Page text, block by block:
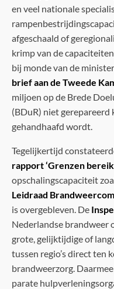
en veel nationale
afgeschaald of
krimp van de
bij monde van de
brief aan de Tweede
miljoen op de Brede
(BDuR) niet
gehandhaafd wordt.
Tegelijkertijd
rapport ‘Grenzen
opschalingscapaciteit
Leidraad
is overgebleven. De
Nederlandse brandweer
grote, gelijktijdige of
tussen regio’s direct ten
brandweerzorg.
parate